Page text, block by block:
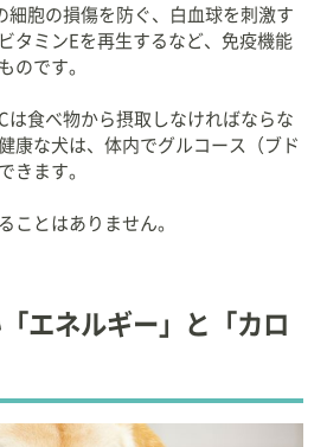
細胞の損傷を防ぐ、白血球を刺激す
タミンEを再生するなど、免疫機能
のです。
は食べ物から摂取しなければならな
康な犬は、体内でグルコース（ブド
きます。
ことはありません。
エネルギー」と「カロ